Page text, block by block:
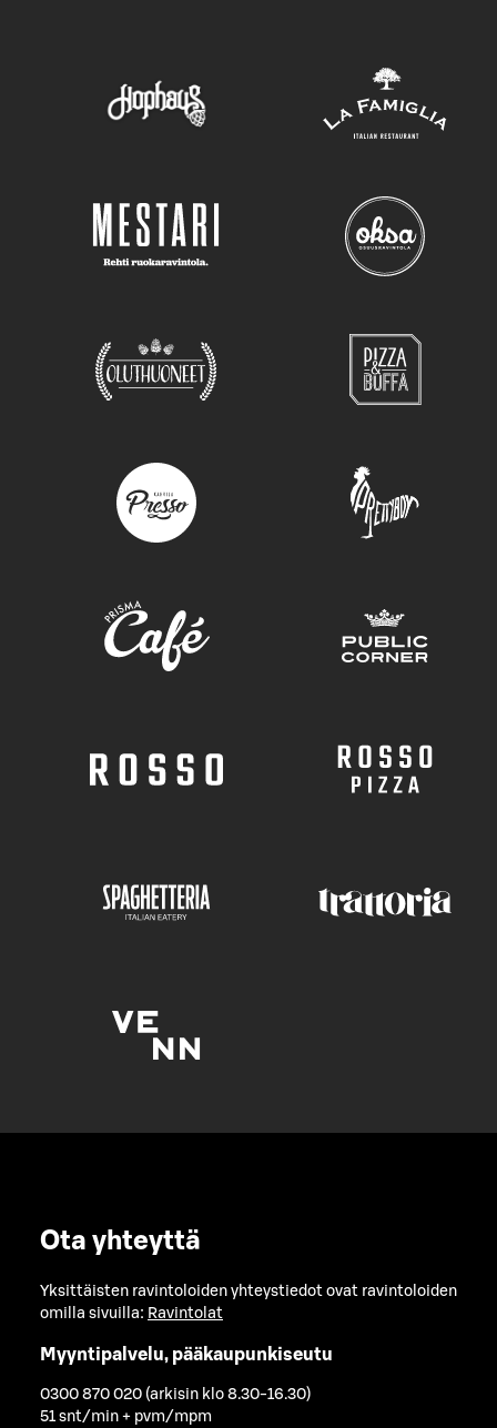
Ota yhteyttä
Yksittäisten ravintoloiden yhteystiedot ovat ravintoloiden
omilla sivuilla: Ravintolat
Myyntipalvelu, pääkaupunkiseutu
0300 870 020 (arkisin klo 8.30-16.30)
51 snt/min + pvm/mpm